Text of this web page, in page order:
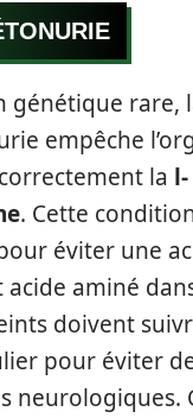
génétique rare,
empêche
la l-
. Cette
éviter une
acide aminé
doivent
pour éviter
neurologiques.